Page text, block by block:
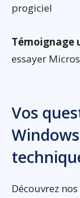
progiciel
Témoignage
essayer
Vos
Découvrez